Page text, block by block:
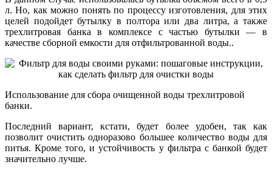
л. Но, как можно понять по процессу изготовления, для этих
целей подойдет бутылку в полтора или два литра, а также
трехлитровая банка в комплексе с частью бутылки — в
качестве сборной емкости для отфильтрованной воды..
Использование для сбора очищенной воды трехлитровой
банки.
Последний вариант, кстати, будет более удобен, так как
позволит очистить одноразово большее количество воды для
питья. Кроме того, и устойчивость у фильтра с банкой будет
значительно лучше.